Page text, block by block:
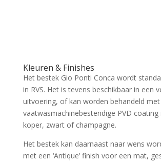
Kleuren & Finishes
Het bestek Gio Ponti Conca wordt
in RVS. Het is tevens beschikbaar in een
uitvoering, of kan worden behandeld met
vaatwasmachinebestendige PVD coating
koper, zwart of champagne.
Het bestek kan daarnaast naar wens
met een ‘Antique’ finish voor een mat,